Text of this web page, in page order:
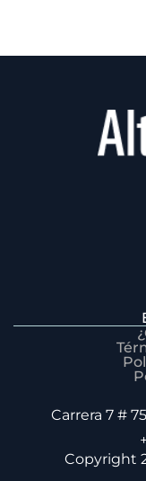
Carrera 7 #
Copyright